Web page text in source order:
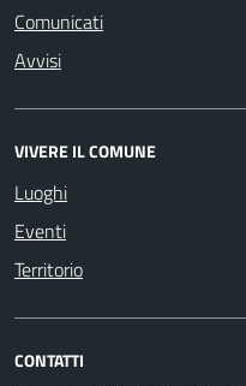
Comunicati
Avvisi
VIVERE IL COMUNE
Luoghi
Eventi
Territorio
CONTATTI